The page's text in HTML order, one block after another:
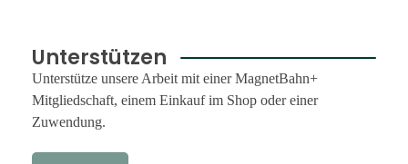
Unterstützen
Unterstütze unsere Arbeit mit einer MagnetBahn+
Mitgliedschaft, einem Einkauf im Shop oder einer
Zuwendung.